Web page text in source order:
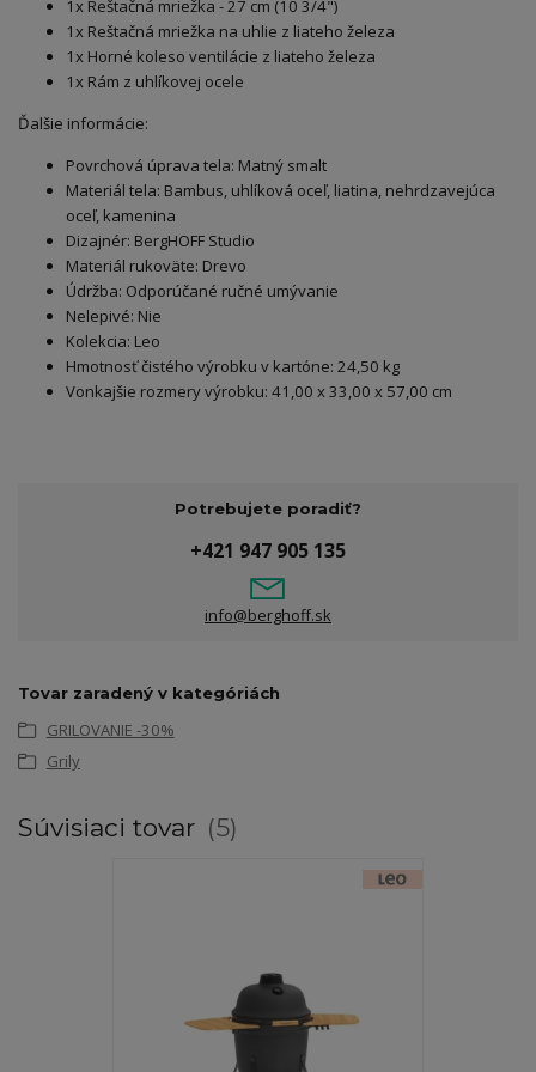
1x Reštačná mriežka - 27 cm (10 3/4")
1x Reštačná mriežka na uhlie z liateho železa
1x Horné koleso ventilácie z liateho železa
1x Rám z uhlíkovej ocele
Ďalšie informácie:
Povrchová úprava tela: Matný smalt
Materiál tela: Bambus, uhlíková oceľ, liatina, nehrdzavejúca
oceľ, kamenina
Dizajnér: BergHOFF Studio
Materiál rukoväte: Drevo
Údržba: Odporúčané ručné umývanie
Nelepivé: Nie
Kolekcia: Leo
Hmotnosť čistého výrobku v kartóne: 24,50 kg
Vonkajšie rozmery výrobku: 41,00 x 33,00 x 57,00 cm
Potrebujete poradiť?
+421 947 905 135
info@berghoff.sk
Tovar zaradený v kategóriách
GRILOVANIE -30%
Grily
Súvisiaci tovar 5